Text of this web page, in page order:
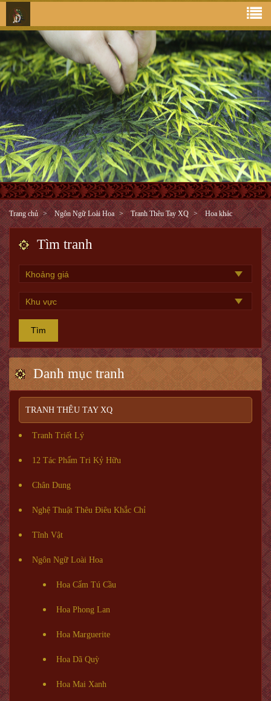
Trang chủ Ngôn Ngữ Loài Hoa Tranh Thêu Tay XQ Hoa khác
Tìm tranh
Tìm
Danh mục tranh
TRANH THÊU TAY XQ
Tranh Triết Lý
12 Tác Phẩm Tri Kỷ Hữu
Chân Dung
Nghệ Thuật Thêu Điêu Khắc Chỉ
Tĩnh Vật
Ngôn Ngữ Loài Hoa
Hoa Cẩm Tú Cầu
Hoa Phong Lan
Hoa Marguerite
Hoa Dã Quỳ
Hoa Mai Xanh